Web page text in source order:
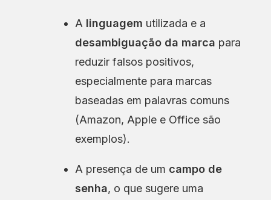
A linguagem utilizada e a
desambiguação da marca para
reduzir falsos positivos,
especialmente para marcas
baseadas em palavras comuns
(Amazon, Apple e Office são
exemplos).
A presença de um campo de
senha, o que sugere uma